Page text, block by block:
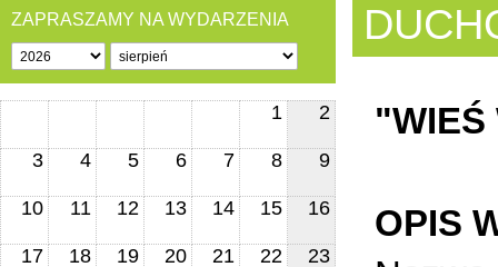
ZAPRASZAMY NA WYDARZENIA
1 2
3 4 5 6 7 8 9
10 11 12 13 14 15 16
17 18 19 20 21 22 23
"WIEŚ
OPIS